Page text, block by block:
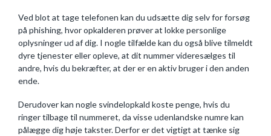
Ved blot at tage telefonen kan du udsætte dig selv for forsøg
på phishing, hvor opkalderen prøver at lokke personlige
oplysninger ud af dig. I nogle tilfælde kan du også blive tilmeldt
dyre tjenester eller opleve, at dit nummer videresælges til
andre, hvis du bekræfter, at der er en aktiv bruger i den anden
ende.
Derudover kan nogle svindelopkald koste penge, hvis du
ringer tilbage til nummeret, da visse udenlandske numre kan
pålægge dig høje takster. Derfor er det vigtigt at tænke sig